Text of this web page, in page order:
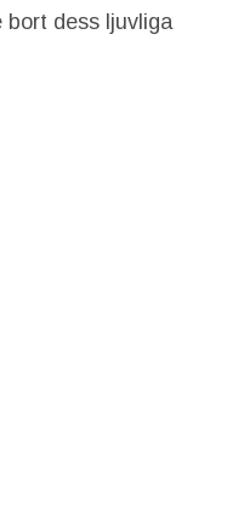
bort dess ljuvliga